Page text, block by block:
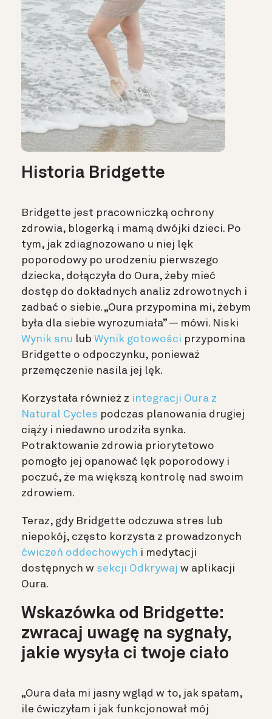
Historia Bridgette
Bridgette jest pracowniczką ochrony
zdrowia, blogerką i mamą dwójki dzieci. Po
tym, jak zdiagnozowano u niej lęk
poporodowy po urodzeniu pierwszego
dziecka, dołączyła do Oura, żeby mieć
dostęp do dokładnych analiz zdrowotnych i
zadbać o siebie. „Oura przypomina mi, żebym
była dla siebie wyrozumiała” — mówi. Niski
Wynik snu lub Wynik gotowości przypomina
Bridgette o odpoczynku, ponieważ
przemęczenie nasila jej lęk.
Korzystała również z integracji Oura z
Natural Cycles podczas planowania drugiej
ciąży i niedawno urodziła synka.
Potraktowanie zdrowia priorytetowo
pomogło jej opanować lęk poporodowy i
poczuć, że ma większą kontrolę nad swoim
zdrowiem.
Teraz, gdy Bridgette odczuwa stres lub
niepokój, często korzysta z prowadzonych
ćwiczeń oddechowych i medytacji
dostępnych w sekcji Odkrywaj w aplikacji
Oura.
Wskazówka od Bridgette:
zwracaj uwagę na sygnały,
jakie wysyła ci twoje ciało
„Oura dała mi jasny wgląd w to, jak spałam,
ile ćwiczyłam i jak funkcjonował mój